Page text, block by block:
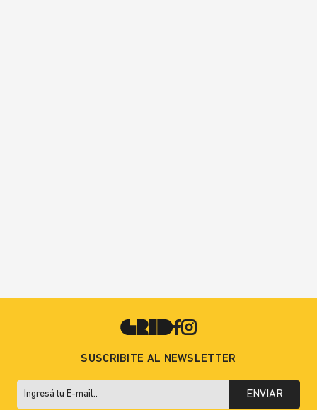
SUSCRIBITE AL NEWSLETTER
ENVIAR